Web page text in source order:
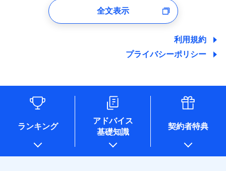
ユーザー登録受付および、管理のため
しくは委託を受けている保険会社・提携会社の保険その他に
関する情報を提供し、金融商品等の契約を勧奨するため、ま
た維持管理等の委託業務遂行のため、またそれらに付帯、関
情報を取引のある他の保険会社の商品・サービスをご提案す
るために利用させていただくことがあります。）
各種セミナーの開催のため
コンサルティングサービスの実施のため
アンケートやキャンペーン等の実施のため
上記に係る案内・手続き・管理等付帯業務を行うため
* 当社が委託を受けている保険会社の情報は、保険会社のホ
ームページに掲載しておりますので、ご確認ください。
全文表示
利用規約
プライバシーポリシー
ランキング
アドバイス
基礎知識
契約者特典